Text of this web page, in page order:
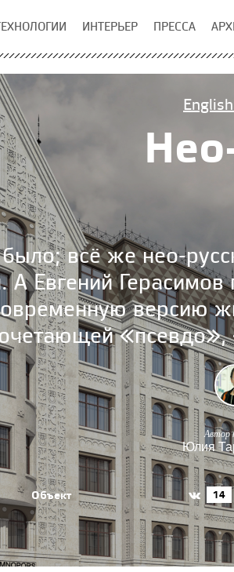
ИНТЕРЬЕР ПРЕССА
всё же нео-
А Евгений
версию
Автор
Юлия
Объект 14